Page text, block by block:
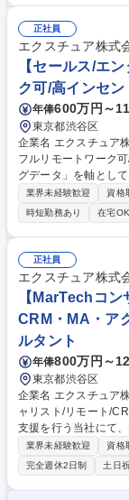
データ抽出など■定期
Azure等のクラウドを
tudio/Looker 等のBI
計、構築 等 募集職種 【BIエンジニア】データ可視化のスペシャリスト/在
宅勤務可/大手取引先
正社員
エクスチュア株式
【セールス/エ
ク可/高インセ
年俸600万円～
東京都渋谷区
企業名 エクスチュア株式会社 求人名 【セールス/エン
フルリモートワーク可/高インセン◎ 仕事
グデータ」を軸とし
て、問い合わせいた
お任せします。 【業務詳細】お問い合わせいただいた見込み顧客に対し、
Adobe・Googleクラ
だけでなく、お客様
のヒアリング、カス
営業活動を行います
内のコンサルタント
取りあり。 募集職種 【セールス/エンタープライズ開拓】フルリモートワ
ーク可/高インセン◎
業界未経験歓迎 資格
時短勤務あり
在宅OK
正社員
エクスチュア株式
【MarTechコ
CRM・MA・ア
ルタント
年俸800万円～
東京都渋谷区
企業名 エクスチュア株式会社 求人名 【MarTechコン
ャリスト/リモート/CRM・MA
支援を行う当社にて
客への課題整理や要
に基づく改善提案をお任せします。 【業務
リング・課題整理・
等）の導入・設計・
業界未経験歓迎 資格
完全週休2日制
土日